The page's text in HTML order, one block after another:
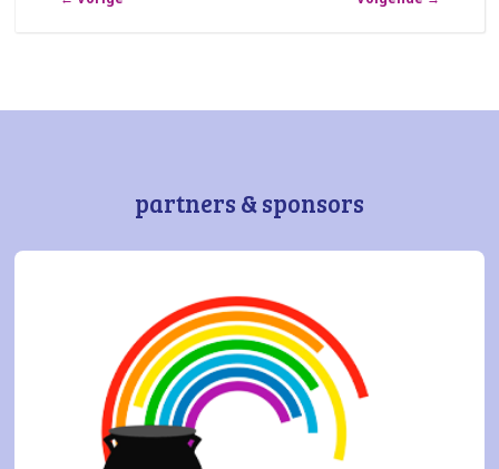
partners & sponsors